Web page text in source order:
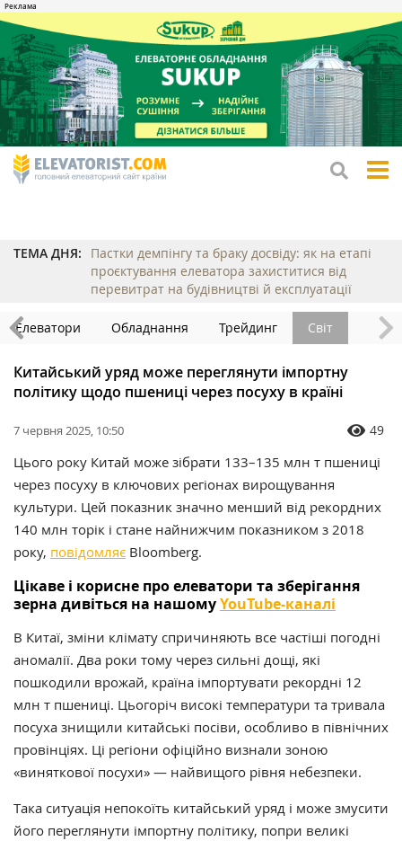
ТЕМА ДНЯ:
Пастки демпінгу та браку досвіду: як на етапі
проєктування елеватора захиститися від
перевитрат на будівництві й експлуатації
Елеватори Обладнання Трейдинг Світ
Китайський уряд може переглянути імпортну
політику щодо пшениці через посуху в країні
7 червня 2025, 10:50 49
Цього року Китай може зібрати 133–135 млн т пшениці
через посуху в ключових регіонах вирощування
культури. Цей показник значно менший від рекордних
140 млн торік і стане найнижчим показником з 2018
року, повідомляє Bloomberg.
Цікаве і корисне про елеватори та зберігання
зерна дивіться на нашомуYouTube-каналі
В Китаї, зміни клімату спричиняють все частіші погодні
аномалії. Два роки тому через сильні дощі, які
пошкодили врожай, країна імпортувати рекордні 12
млн т пшениці. Цьогоріч високі температури та тривала
посуха знищили китайські посіви, особливо в північних
провінціях. Ці регіони офіційно визнали зоною
«виняткової посухи» — найвищого рівня небезпеки.
Така ситуація непокоїть китайський уряд і може змусити
його переглянути імпортну політику, попри великі